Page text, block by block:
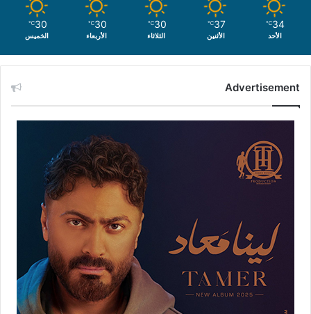
34
℃
الأحد
37
℃
الأثنين
30
℃
الثلاثاء
30
℃
الأربعاء
30
℃
الخميس
Advertisement